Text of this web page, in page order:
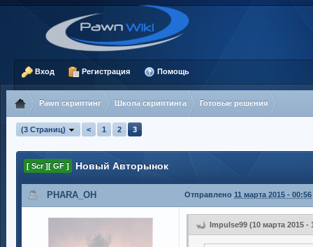
Вход Регистрация Помощь
Pawn скриптинг Школа скриптинга Готовые решения
(3 Страниц) < 1 2 3
[ Scr ][ GF ] Новый Авторынок
PHARA_OH Отправлено 11 марта 2015 - 00:56
Impulse99 (10 марта 2015 -